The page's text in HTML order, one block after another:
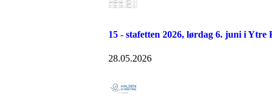
15 - stafetten 2026, lørdag 6. juni i Ytre
28.05.2026